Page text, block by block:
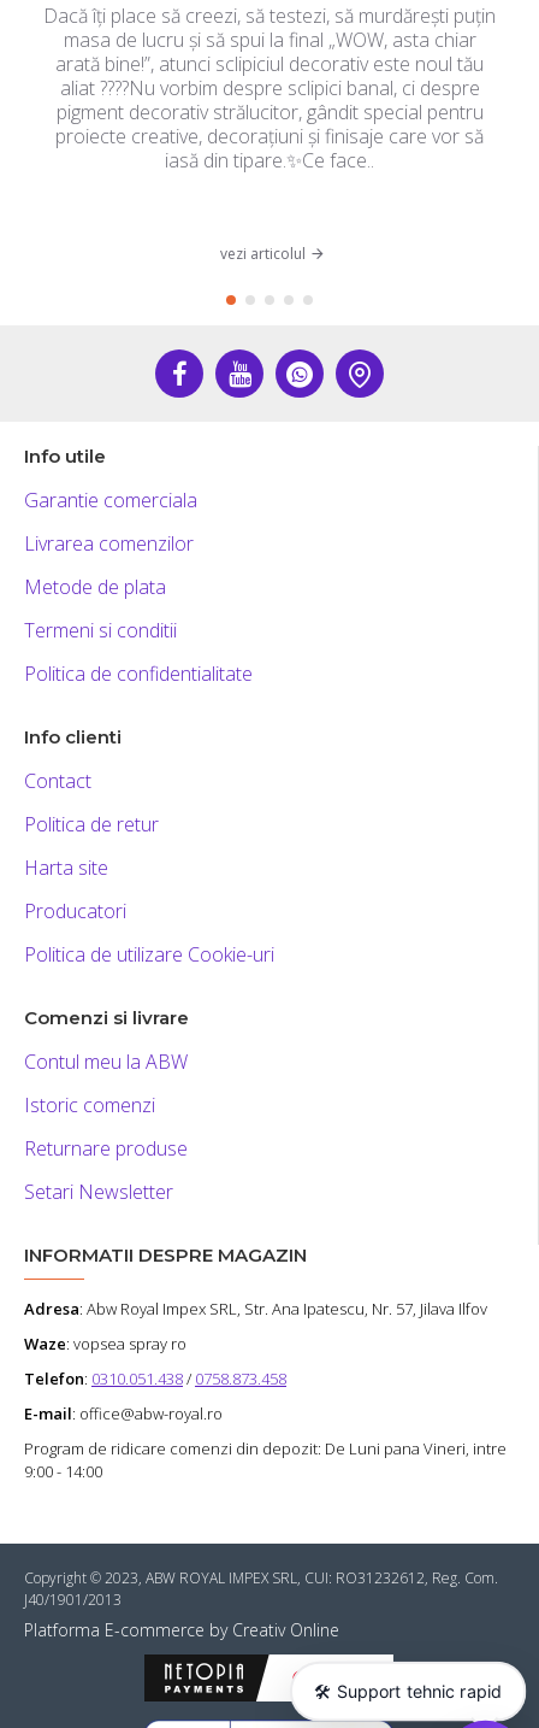
Dacă îți place să creezi, să testezi, să murdărești puțin
masa de lucru și să spui la final „WOW, asta chiar
arată bine!”, atunci sclipiciul decorativ este noul tău
aliat ????Nu vorbim despre sclipici banal, ci despre
pigment decorativ strălucitor, gândit special pentru
proiecte creative, decorațiuni și finisaje care vor să
iasă din tipare.✨Ce face..
vezi articolul
Info utile
Garantie comerciala
Livrarea comenzilor
Metode de plata
Termeni si conditii
Politica de confidentialitate
Info clienti
Contact
Politica de retur
Harta site
Producatori
Politica de utilizare Cookie-uri
Comenzi si livrare
Contul meu la ABW
Istoric comenzi
Returnare produse
Setari Newsletter
INFORMATII DESPRE MAGAZIN
Adresa: Abw Royal Impex SRL, Str. Ana Ipatescu, Nr. 57, Jilava Ilfov
Waze: vopsea spray ro
Telefon: 0310.051.438/ 0758.873.458
E-mail: office@abw-royal.ro
Program de ridicare comenzi din depozit: De Luni pana Vineri, intre
9:00 - 14:00
Copyright © 2023, ABW ROYAL IMPEX SRL, CUI: RO31232612, Reg. Com.
J40/1901/2013
Platforma E-commerce by Creativ Online